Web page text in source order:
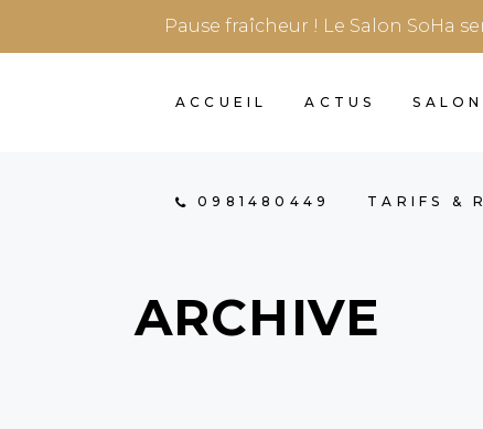
Pause fraîcheur ! Le Salon SoHa
ACCUEIL ACTUS
0981480449 TARIFS &
ARCHIVE